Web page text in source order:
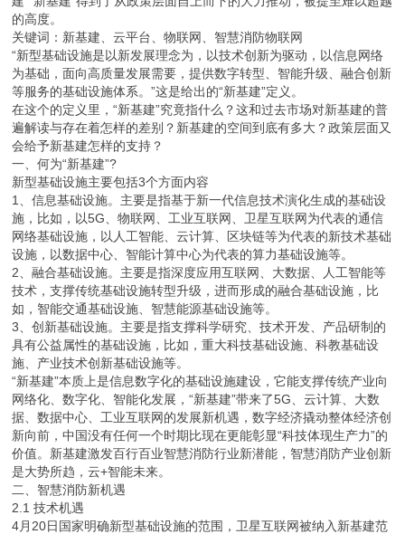
的高度。
关键词：新基建、云平台、物联网、智慧消防物联网
“新型基础设施是以新发展理念为，以技术创新为驱动，以信息网络
为基础，面向高质量发展需要，提供数字转型、智能升级、融合创新
等服务的基础设施体系。”这是给出的“新基建”定义。
在这个的定义里，“新基建”究竟指什么？这和过去市场对新基建的普
遍解读与存在着怎样的差别？新基建的空间到底有多大？政策层面又
会给予新基建怎样的支持？
一、何为“新基建”?
新型基础设施主要包括3个方面内容
1、信息基础设施。主要是指基于新一代信息技术演化生成的基础设
施，比如，以5G、物联网、工业互联网、卫星互联网为代表的通信
网络基础设施，以人工智能、云计算、区块链等为代表的新技术基础
设施，以数据中心、智能计算中心为代表的算力基础设施等。
2、融合基础设施。主要是指深度应用互联网、大数据、人工智能等
技术，支撑传统基础设施转型升级，进而形成的融合基础设施，比
如，智能交通基础设施、智慧能源基础设施等。
3、创新基础设施。主要是指支撑科学研究、技术开发、产品研制的
具有公益属性的基础设施，比如，重大科技基础设施、科教基础设
施、产业技术创新基础设施等。
“新基建”本质上是信息数字化的基础设施建设，它能支撑传统产业向
网络化、数字化、智能化发展，“新基建”带来了5G、云计算、大数
据、数据中心、工业互联网的发展新机遇，数字经济撬动整体经济创
新向前，中国没有任何一个时期比现在更能彰显“科技体现生产力”的
价值。新基建激发百行百业智慧消防行业新潜能，智慧消防产业创新
是大势所趋，云+智能未来。
二、智慧消防新机遇
2.1 技术机遇
4月20日国家明确新型基础设施的范围，卫星互联网被纳入新基建范